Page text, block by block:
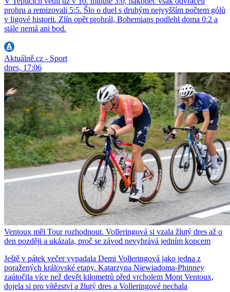
prohru a remizovali 5:5. Šlo o duel s druhým nejvyšším počtem gólů
v ligové historii. Zlín opět prohrál, Bohemians podlehl doma 0:2 a
stále nemá ani bod.
Aktuálně.cz - Sport
dnes, 17:06
Ventoux měl Tour rozhodnout. Volleringová si vzala žlutý dres až o
den později a ukázala, proč se závod nevyhrává jedním kopcem
Ještě v pátek večer vypadala Demi Volleringová jako jedna z
poražených královské etapy. Katarzyna Niewiadoma-Phinney
zaútočila více než devět kilometrů před vrcholem Mont Ventoux,
dojela si pro vítězství a žlutý dres a Volleringové nechala